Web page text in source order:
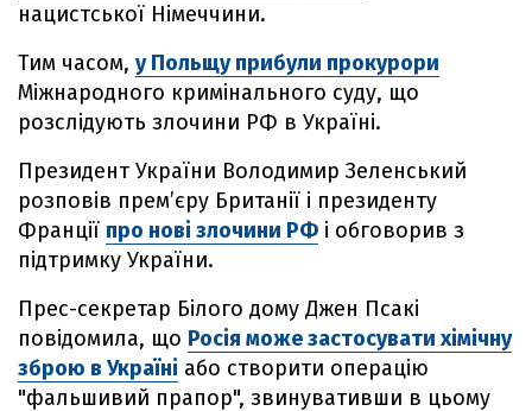
нацистської Німеччини.
Тим часом, у Польщу прибули прокурори
Міжнародного кримінального суду, що
розслідують злочини РФ в Україні.
Президент України Володимир Зеленський
розповів прем’єру Британії і президенту
Франції про нові злочини РФ і обговорив з
підтримку України.
Прес-секретар Білого дому Джен Псакі
повідомила, що Росія може застосувати хімічну
зброю в Україні або створити операцію
"фальшивий прапор", звинувативши в цьому